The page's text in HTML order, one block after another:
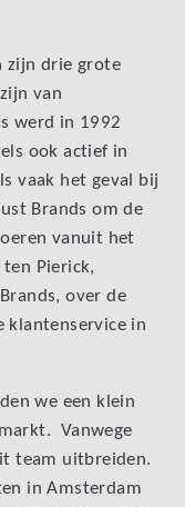
zijn drie grote
van
werd in 1992
ook actief in
vaak het geval bij
Brands om de
vanuit het
Pierick,
over de
klantenservice in
we een klein
Vanwege
team uitbreiden.
in Amsterdam